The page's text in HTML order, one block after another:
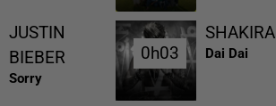
JUSTIN
BIEBER
Sorry
0h03
0h03
SHAKIRA
Dai Dai